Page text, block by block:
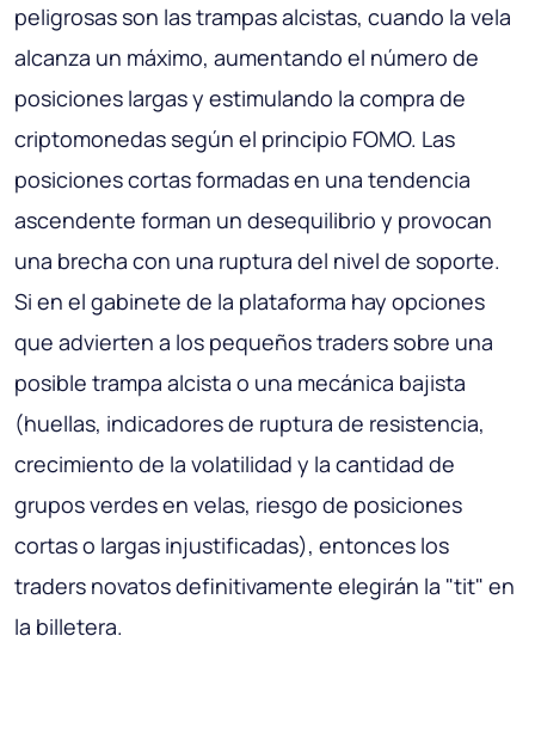
peligrosas son las trampas alcistas, cuando la vela
alcanza un máximo, aumentando el número de
posiciones largas y estimulando la compra de
criptomonedas según el principio FOMO. Las
posiciones cortas formadas en una tendencia
ascendente forman un desequilibrio y provocan
una brecha con una ruptura del nivel de soporte.
Si en el gabinete de la plataforma hay opciones
que advierten a los pequeños traders sobre una
posible trampa alcista o una mecánica bajista
(huellas, indicadores de ruptura de resistencia,
crecimiento de la volatilidad y la cantidad de
grupos verdes en velas, riesgo de posiciones
cortas o largas injustificadas), entonces los
traders novatos definitivamente elegirán la "tit" en
la billetera.